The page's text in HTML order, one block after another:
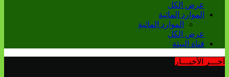
عرض الكل
الموارد المائية
الموارد المائية
عرض الكل
قناة البيئة
آخـــر الأخبـــار